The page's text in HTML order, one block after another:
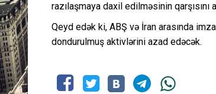
razılaşmaya daxil edilməsinin qarşısını
Qeyd edək ki, ABŞ və İran arasında
dondurulmuş aktivlərini azad edəcək.